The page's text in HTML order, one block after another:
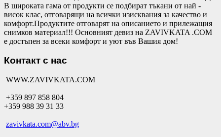
В широката гама от продукти се подбират тъкани от най -
висок клас, отговарящи на всички изисквания за качество и
комфорт.Продуктите отговарят на описанието и прилежащия
снимков материал!!! Основният девиз на ZAVIVKATA .COM
е достъпен за всеки комфорт и уют във Вашия дом!
Контакт с нас
WWW.ZAVIVKATA.COM
+359 897 858 804
+359 988 39 31 33
zavivkata.com@abv.bg